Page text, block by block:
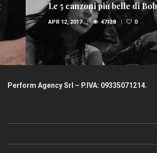
Le 5 canzoni più belle di Bob Dylan
APR 12, 2017 47138 0
Perform Agency Srl – P.IVA: 09335071214.